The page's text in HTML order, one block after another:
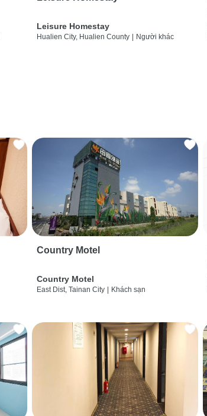
Leisure Homestay
Hualien City, Hualien County Người khác
Country Motel
Country Motel
East Dist, Tainan City Khách sạn